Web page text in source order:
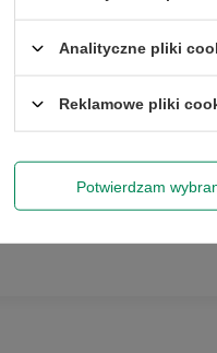
HP ProDesk 600 G4 i5-8500
8GB RAM 256GB M.2
Analityczne pliki
Reklamowe pliki
Potwierdzam